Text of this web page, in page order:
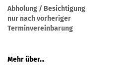
Abholung / Besichtigung
nur nach vorheriger
Terminvereinbarung
Mehr über...